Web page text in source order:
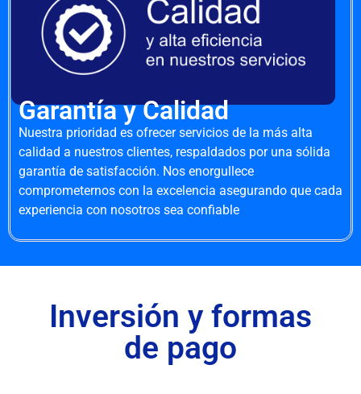
Garantía y Calidad
Nuestra prioridad es ofrecer servicios de la más alta
calidad a nuestros clientes, respaldados por una sólida
garantía de satisfacción. Nos enorgullece
comprometernos con la excelencia asegurando que cada
experiencia con nosotros sea confiable
Inversión y formas
de pago